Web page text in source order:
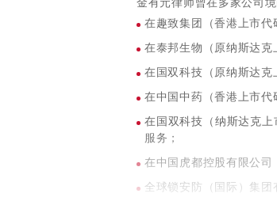
代表创新工场投资第四
代表阳光融汇资本投资朝
代表华控基金投资小橙
代表高达基金投资喜马拉
在趣致集团（香港上市代
在泰邦生物（原纳斯达克
在国双科技（原纳斯达克
在中国中药（香港上市代
在国双科技（纳斯达克
服务；
在中国虎都控股有限公司
全球锁安防（国际）集